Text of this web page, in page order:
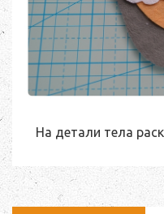
На детали тела